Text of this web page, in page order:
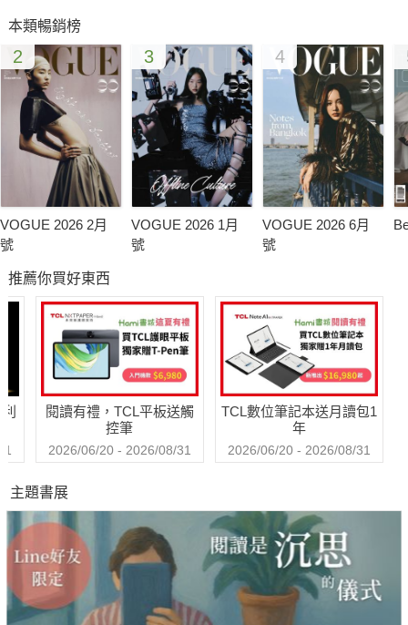
》學會技巧，天天自己來 令人心動玉女髮
★ Book in Book + 美麗持續進化 年度新10大名媛 強勢登場
本類暢銷榜
2
VOGUE 2026 2月
號
3
VOGUE 2026 1月
號
4
VOGUE 2026 6月
號
推薦你買好東西
閱讀有禮，TCL平板送觸
控筆
2026/06/20 - 2026/08/31
TCL數位筆記本送月讀包1
年
2026/06/20 - 2026/08/31
主題書展